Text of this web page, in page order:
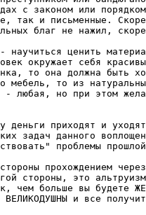
с законом или
так и письменные.
благ не нажил,
научиться ценить
окружает себя
то она должна быть
мебель, то из
любая, но при этом
деньги приходят и
задач данного
проблемы
прохождением
стороны, это
чем больше вы будете
и все